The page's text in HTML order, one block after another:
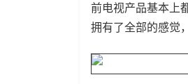
前电视产品基本上
拥有了全部的感觉